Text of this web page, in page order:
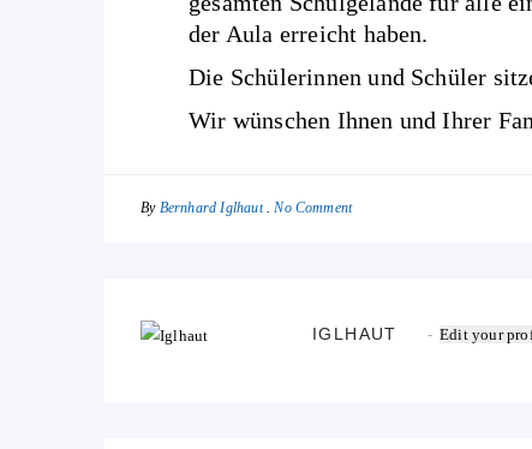
der Aula erreicht haben.
Die Schülerinnen und Schüler
Wir wünschen Ihnen und Ihrer
By Bernhard Iglhaut No Comment
IGLHAUT Edit your